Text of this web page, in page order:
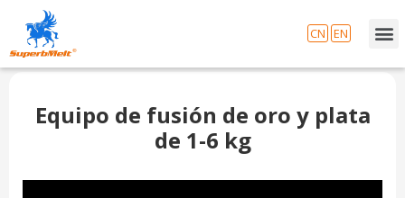
Equipo de fusión de oro y plata
de 1-6 kg
CN EN